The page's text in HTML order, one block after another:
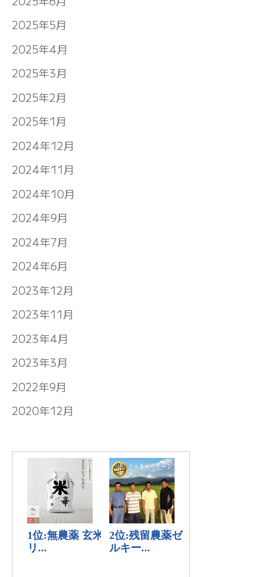
2025年5月
2025年4月
2025年3月
2025年2月
2025年1月
2024年12月
2024年11月
2024年10月
2024年9月
2024年7月
2024年6月
2023年12月
2023年11月
2023年4月
2023年3月
2022年9月
2020年12月